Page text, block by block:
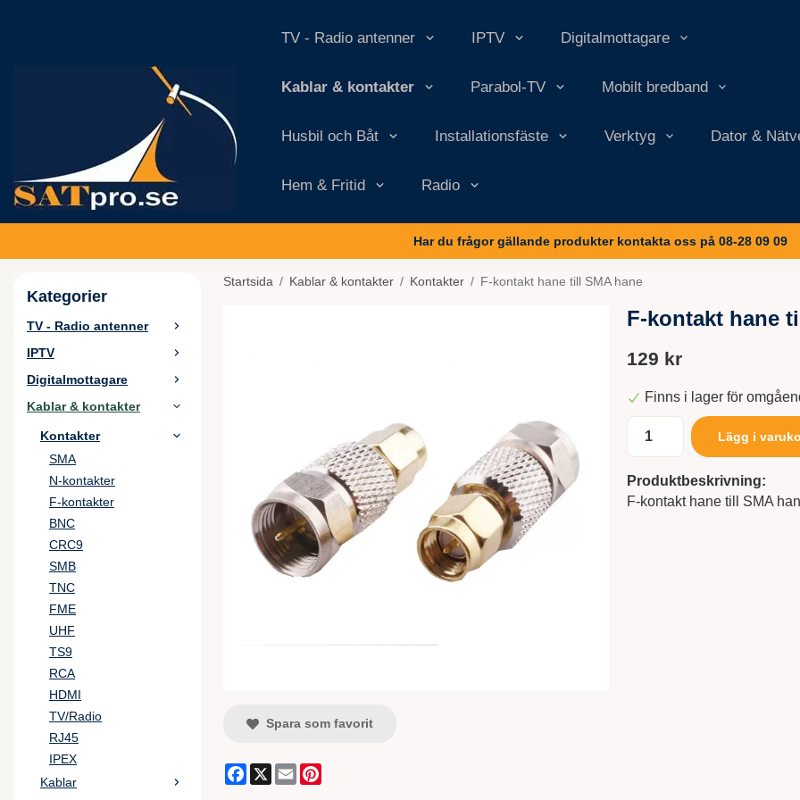
TV - Radio antenner IPTV Digitalmottagare
Kablar & kontakter Parabol-TV Mobilt bredband
Husbil och Båt Installationsfäste Verktyg Dator &
Hem & Fritid Radio
Har du frågor gällande produkter kontakta oss på 08-28 09 09
Kategorier
TV - Radio antenner
IPTV
Digitalmottagare
Kablar & kontakter
Kontakter
SMA
N-kontakter
F-kontakter
BNC
CRC9
SMB
TNC
FME
UHF
TS9
RCA
HDMI
TV/Radio
RJ45
IPEX
Kablar
Startsida / Kablar & kontakter / Kontakter / F-kontakt hane till SMA hane
F-kontakt hane
129 kr
Finns i lager för
Lägg i
Produktbeskrivning:
F-kontakt hane till SMA
Spara som favorit
Facebook
X Email